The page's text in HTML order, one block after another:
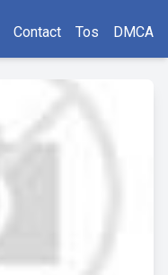
Contact Tos DMCA